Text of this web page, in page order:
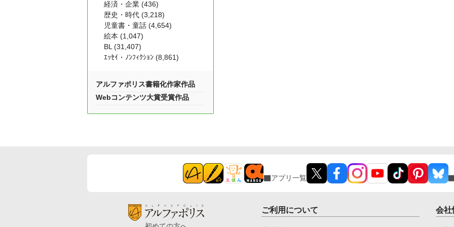
経済・企業 (436)
歴史・時代 (3,218)
児童書・童話 (4,654)
絵本 (1,047)
BL (31,407)
ｴｯｾｲ・ﾉﾝﾌｨｸｼｮﾝ (8,861)
アルファポリス書籍化作家作品
Webコンテンツ大賞受賞作品
アプリ一覧
ご利用について 会社